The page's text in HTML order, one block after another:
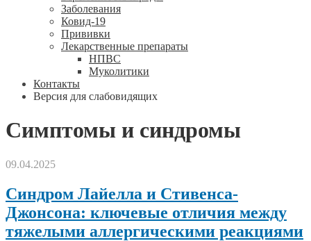
Заболевания
Ковид-19
Прививки
Лекарственные препараты
НПВС
Муколитики
Контакты
Версия для слабовидящих
Симптомы и синдромы
09.04.2025
Синдром Лайелла и Стивенса-
Джонсона: ключевые отличия между
тяжелыми аллергическими реакциями